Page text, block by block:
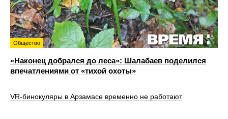
Общество
«Наконец добрался до леса»: Шалабаев поделился
впечатлениями от «тихой охоты»
VR‑бинокуляры в Арзамасе временно не работают